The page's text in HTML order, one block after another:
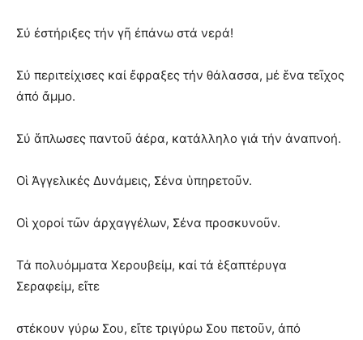
Σύ ἐστήριξες τήν γῆ ἐπάνω στά νερά!
Σύ περιτείχισες καί ἔφραξες τήν θάλασσα, μέ ἕνα τεῖχος
ἀπό ἄμμο.
Σύ ἅπλωσες παντοῦ ἀέρα, κατάλληλο γιά τήν ἀναπνοή.
Οἱ Ἀγγελικές Δυνάμεις, Σένα ὑπηρετοῦν.
Οἱ χοροί τῶν ἀρχαγγέλων, Σένα προσκυνοῦν.
Τά πολυόμματα Χερουβείμ, καί τά ἑξαπτέρυγα
Σεραφείμ, εἴτε
στέκουν γύρω Σου, εἴτε τριγύρω Σου πετοῦν, ἀπό